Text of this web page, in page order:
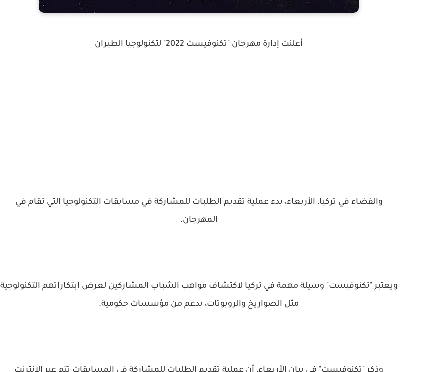
أعلنت إدارة مهرجان "تكنوفيست 2022" لتكنولوجيا الطيران
والفضاء في تركيا، الأربعاء، بدء عملية تقديم الطلبات للمشاركة في مسابقات التكنولوجيا التي تقام في
المهرجان.
ويعتبر "تكنوفيست" وسيلة مهمة في تركيا لاكتشاف مواهب الشباب المشاركين لعرض ابتكاراتهم التكنولوجية
مثل الصواريخ والروبوتات، بدعم من مؤسسات حكومية.
وذكر "تكنوفيست" في بيان الأربعاء، أن عملية تقديم الطلبات للمشاركة في المسابقات تتم عبر الإنترنت